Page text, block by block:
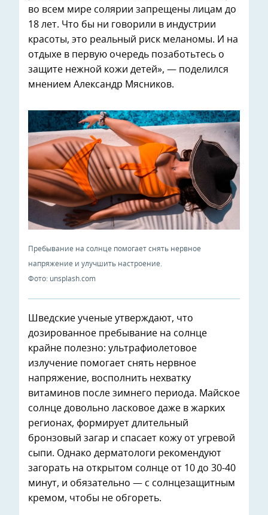
во всем мире солярии запрещены лицам до
18 лет. Что бы ни говорили в индустрии
красоты, это реальный риск меланомы. И на
отдыхе в первую очередь позаботьтесь о
защите нежной кожи детей», — поделился
мнением Александр Мясников.
Пребывание на солнце помогает снять нервное
напряжение и улучшить настроение.
Фото: unsplash.com
Шведские ученые утверждают, что
дозированное пребывание на солнце
крайне полезно: ультрафиолетовое
излучение помогает снять нервное
напряжение, восполнить нехватку
витаминов после зимнего периода. Майское
солнце довольно ласковое даже в жарких
регионах, формирует длительный
бронзовый загар и спасает кожу от угревой
сыпи. Однако дерматологи рекомендуют
загорать на открытом солнце от 10 до 30-40
минут, и обязательно — с солнцезащитным
кремом, чтобы не обгореть.